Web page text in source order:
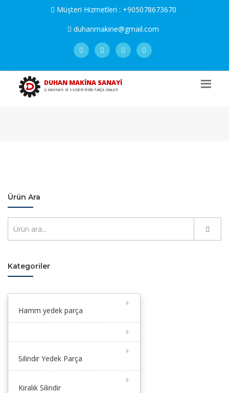
Müşteri Hizmetleri : +905078673670
duhanmakine@gmail.com
DUHAN MAKİNA SANAYİ
İŞ MAKİNASI VE SİLİNDİR YEDEK PARÇA İMALATI
Ürün Ara
Kategoriler
Hamm yedek parça
Silindir Yedek Parça
Kiralık Silindir